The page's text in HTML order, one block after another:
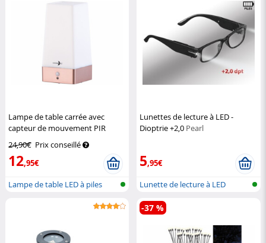
Lampe de table carrée avec
capteur de mouvement PIR
24,90€ Prix conseillé
12,95€
Lampe de table LED à piles
Lunettes de lecture à LED -
Dioptrie +2,0 Pearl
5,95€
Lunette de lecture à LED
-37 %